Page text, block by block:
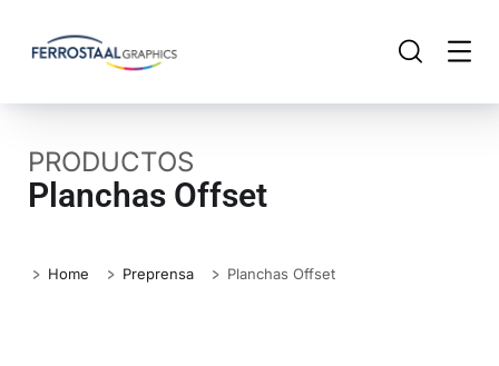
PRODUCTOS
Planchas Offset
Home Preprensa Planchas Offset